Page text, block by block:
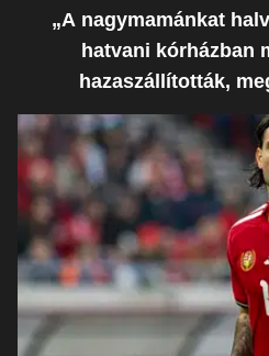
„A nagymamánkat
hatvani kórházban
hazaszállították,